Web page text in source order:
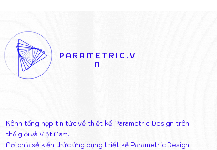
KẾT NỐI NGHỆ THUẬT VÀ
KIẾN TRÚC
PARAMETRIC.V
N
Kênh tổng hợp tin tức về thiết kế Parametric Design trên
thế giới và Việt Nam.
Nơi chia sẻ kiến thức ứng dụng thiết kế Parametric Design